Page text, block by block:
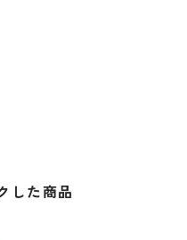
した商品